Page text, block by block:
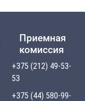
Приемная
комиссия
+375 (212) 49-53-
53
+375 (44) 580-99-